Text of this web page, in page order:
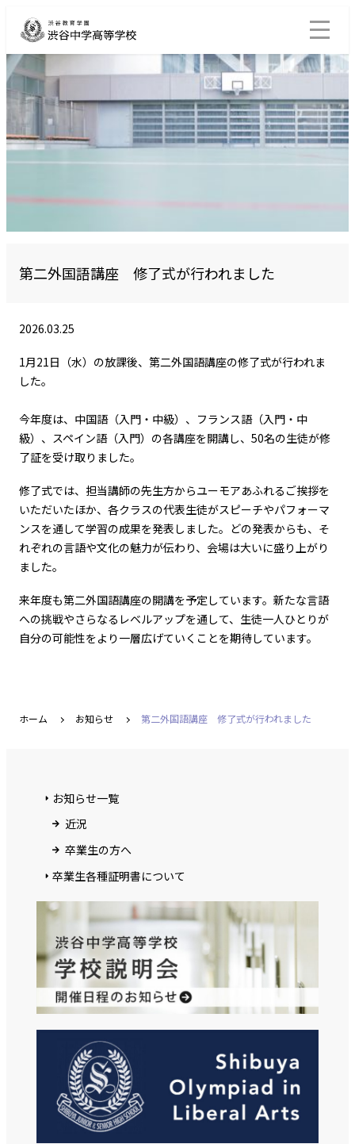
第二外国語講座 修了式が行われました
2026.03.25
1月21日（水）の放課後、第二外国語講座の修了式が行われま
した。
今年度は、中国語（入門・中級）、フランス語（入門・中
級）、スペイン語（入門）の各講座を開講し、50名の生徒が修
了証を受け取りました。
修了式では、担当講師の先生方からユーモアあふれるご挨拶を
いただいたほか、各クラスの代表生徒がスピーチやパフォーマ
ンスを通して学習の成果を発表しました。どの発表からも、そ
れぞれの言語や文化の魅力が伝わり、会場は大いに盛り上がり
ました。
来年度も第二外国語講座の開講を予定しています。新たな言語
への挑戦やさらなるレベルアップを通して、生徒一人ひとりが
自分の可能性をより一層広げていくことを期待しています。
ホーム お知らせ 第二外国語講座 修了式が行われました
お知らせ一覧
近況
卒業生の方へ
卒業生各種証明書について